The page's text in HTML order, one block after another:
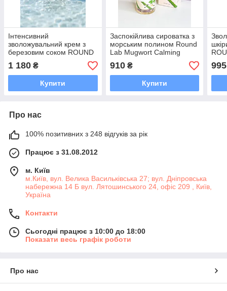
Інтенсивний
зволожувальний крем з
березовим соком ROUND
LAB Birch Juice
Moisturizing Intensive
Cream, 50 ml
1 180 ₴
Купити
Заспокійлива сироватка з
морським полином Round
Lab Mugwort Calming
Serum 50 мл
910₴
Купити
Eye
995
Про нас
100% позитивних з 248 відгуків за рік
Працює з 31.08.2012
м. Київ
м.Київ, вул. Велика Васильківська 27; вул. Дніпровська
набережна 14 Б вул. Лятошинського 24, офіс 209 , Київ,
Україна
Контакти
Сьогодні працює з 10:00 до 18:00
Показати весь графік роботи
Про нас